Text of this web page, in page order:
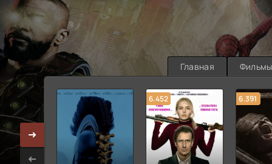
Главная Фильмы
6.452 6.391